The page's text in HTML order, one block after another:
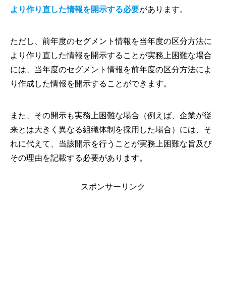
より作り直した情報を開示する必要があります。
ただし、前年度のセグメント情報を当年度の区分方法に
より作り直した情報を開示することが実務上困難な場合
には、当年度のセグメント情報を前年度の区分方法によ
り作成した情報を開示することができます。
また、その開示も実務上困難な場合（例えば、企業が従
来とは大きく異なる組織体制を採用した場合）には、そ
れに代えて、当該開示を行うことが実務上困難な旨及び
その理由を記載する必要があります。
スポンサーリンク